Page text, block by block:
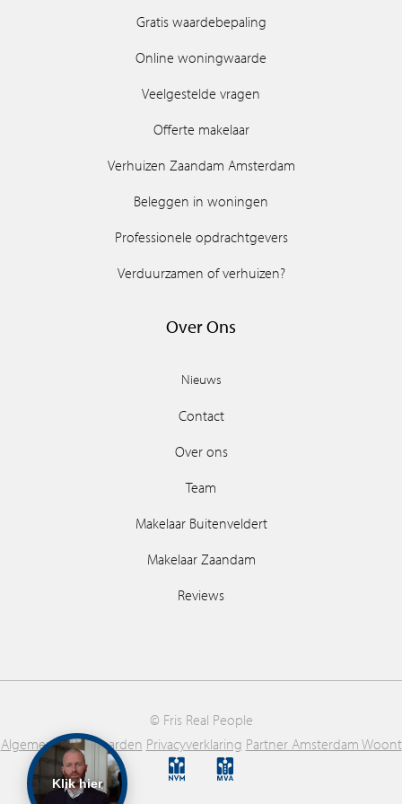
Gratis waardebepaling
Online woningwaarde
Veelgestelde vragen
Offerte makelaar
Verhuizen Zaandam Amsterdam
Beleggen in woningen
Professionele opdrachtgevers
Verduurzamen of verhuizen?
Over Ons
Nieuws
Contact
Over ons
Team
Makelaar Buitenveldert
Makelaar Zaandam
Reviews
© Fris Real People
Algemene voorwaarden Privacyverklaring Partner Amsterdam Woont
Klik hier